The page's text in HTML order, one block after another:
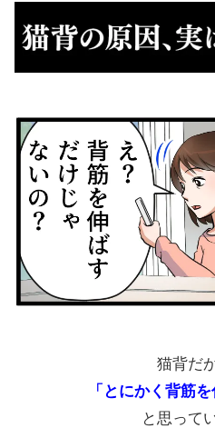
猫背だ
「とにかく背筋
と思って